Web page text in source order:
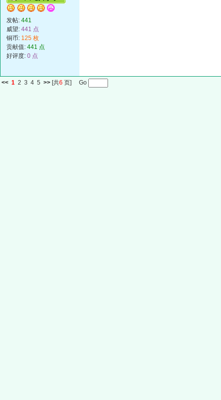
发帖: 441
威望: 441 点
铜币: 125 枚
贡献值: 441 点
好评度: 0 点
<< 1 2 3 4 5 >> [共6 页] Go